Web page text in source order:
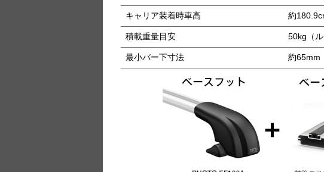
キャリア装着時車高 約
積載重量目安 50kg（
最小バー下寸法 約65mm